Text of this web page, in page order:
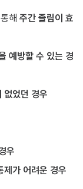
해 주간 졸림이 효
예방할 수 있는 경
없었던 경우
우
제가 어려운 경우